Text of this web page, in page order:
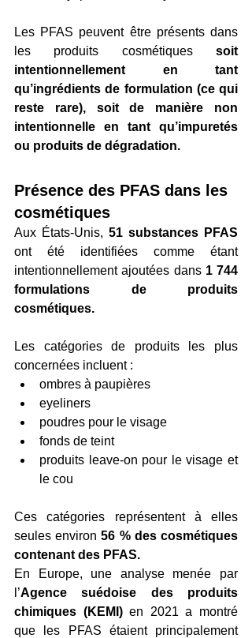
Les PFAS peuvent être présents dans
les produits cosmétiques soit
intentionnellement en tant
qu’ingrédients de formulation (ce qui
reste rare), soit de manière non
intentionnelle en tant qu’impuretés
ou produits de dégradation.
Présence des PFAS dans les
cosmétiques
Aux États-Unis, 51 substances PFAS
ont été identifiées comme étant
intentionnellement ajoutées dans 1 744
formulations de produits
cosmétiques.
Les catégories de produits les plus
concernées incluent :
ombres à paupières
eyeliners
poudres pour le visage
fonds de teint
produits leave-on pour le visage et
le cou
Ces catégories représentent à elles
seules environ 56 % des cosmétiques
contenant des PFAS.
En Europe, une analyse menée par
l’Agence suédoise des produits
chimiques (KEMI) en 2021 a montré
que les PFAS étaient principalement